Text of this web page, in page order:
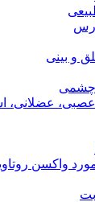
و بینی
چشمی
عضلانی،
واکسن